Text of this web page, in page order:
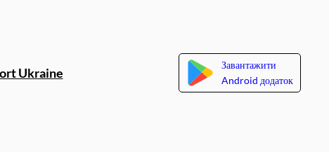
Ukraine
Завантажити
Android додаток